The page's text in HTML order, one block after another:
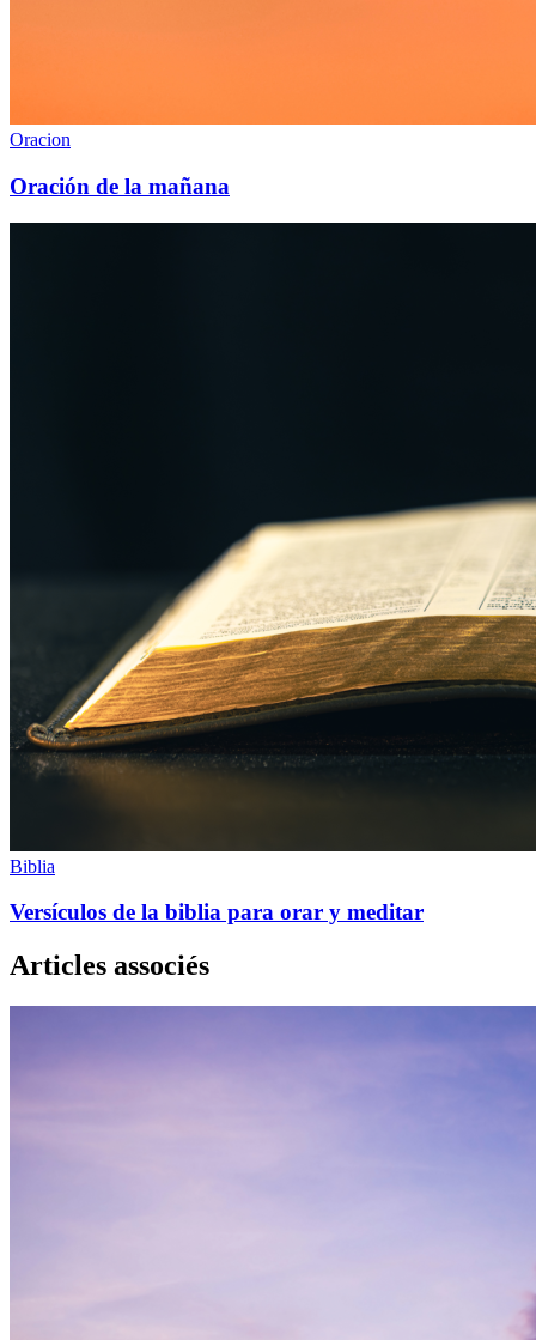
Oracion
Oración de la mañana
Biblia
Versículos de la biblia para orar y meditar
Articles associés